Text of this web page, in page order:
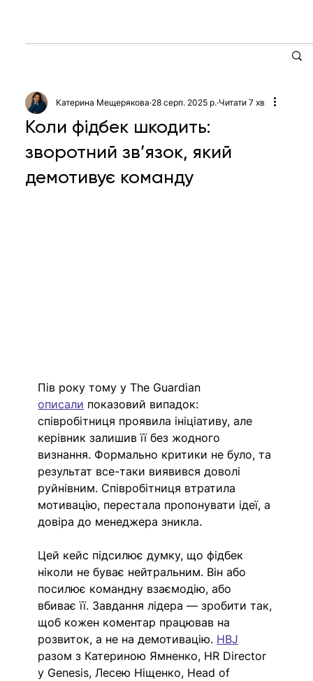
Коли фідбек шкодить:
зворотний зв’язок, який
демотивує команду
Катерина Мещерякова 28 серп. 2025 р. Читати 7 хв
Пів року тому у The Guardian
описали показовий випадок:
співробітниця проявила ініціативу, але
керівник залишив її без жодного
визнання. Формально критики не було, та
результат все-таки виявився доволі
руйнівним. Співробітниця втратила
мотивацію, перестала пропонувати ідеї, а
довіра до менеджера зникла.
Цей кейс підсилює думку, що фідбек
ніколи не буває нейтральним. Він або
посилює командну взаємодію, або
вбиває її. Завдання лідера — зробити так,
щоб кожен коментар працював на
розвиток, а не на демотивацію. HBJ
разом з Катериною Ямненко, HR Director
у Genesis, Лесею Ніщенко, Head of